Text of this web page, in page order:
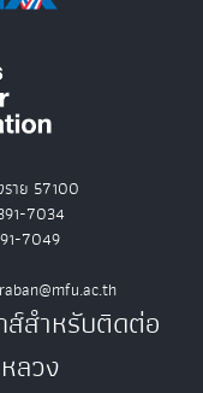
ราย 57100
7034
7049
ส์สำหรับติดต่อ
ลวง